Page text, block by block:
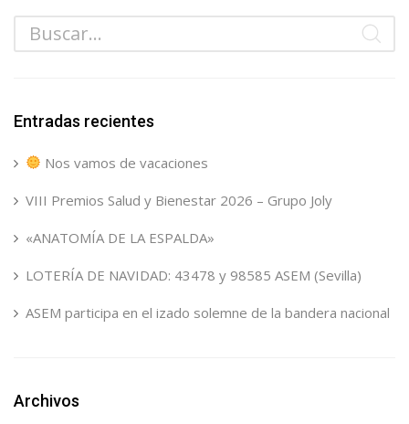
Entradas recientes
Nos vamos de vacaciones
VIII Premios Salud y Bienestar 2026 – Grupo Joly
«ANATOMÍA DE LA ESPALDA»
LOTERÍA DE NAVIDAD: 43478 y 98585 ASEM (Sevilla)
ASEM participa en el izado solemne de la bandera nacional
Archivos